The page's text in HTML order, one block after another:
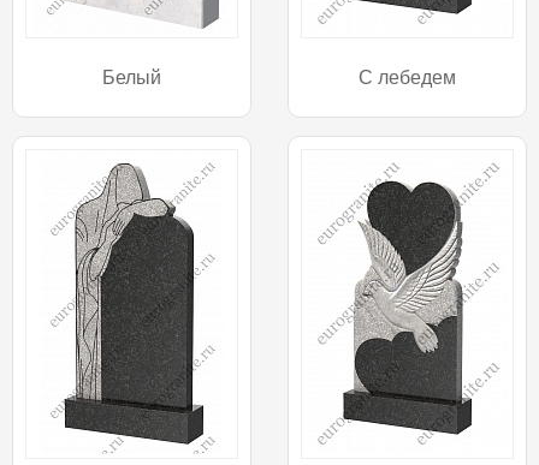
Белый С лебедем